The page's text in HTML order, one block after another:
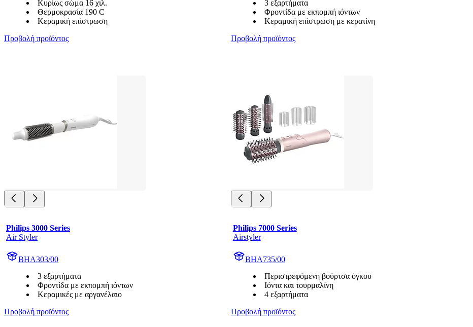
Κυρίως σώμα 16 χιλ.
Θερμοκρασία 190 C
Κεραμική επίστρωση
Προβολή προϊόντος
3 εξαρτήματα
Φροντίδα με εκπομπή ιόντων
Κεραμική επίστρωση με κερατίνη
Προβολή προϊόντος
Philips 3000 Series
Air Styler
BHA303/00
3 εξαρτήματα
Φροντίδα με εκπομπή ιόντων
Κεραμικές με αργανέλαιο
Προβολή προϊόντος
Philips 7000 Series
Airstyler
BHA735/00
Περιστρεφόμενη βούρτσα όγκου
Ιόντα και τουρμαλίνη
4 εξαρτήματα
Προβολή προϊόντος